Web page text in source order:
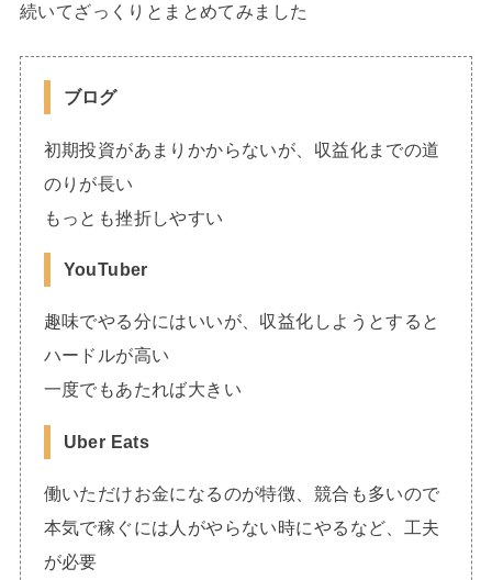
続いてざっくりとまとめてみました
ブログ
初期投資があまりかからないが、収益化までの道
のりが長い
もっとも挫折しやすい
YouTuber
趣味でやる分にはいいが、収益化しようとすると
ハードルが高い
一度でもあたれば大きい
Uber Eats
働いただけお金になるのが特徴、競合も多いので
本気で稼ぐには人がやらない時にやるなど、工夫
が必要